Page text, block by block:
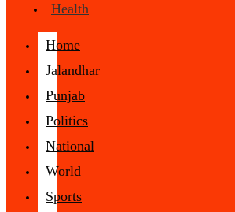
Health
Home
Jalandhar
Punjab
Politics
National
World
Sports